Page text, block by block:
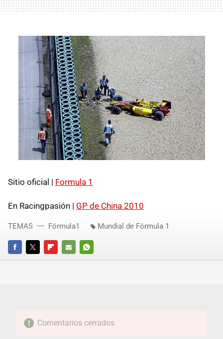
Sitio oficial | Formula 1
En Racingpasión | GP de China 2010
FACEBOOKTWITTERFLIPBOARD
E-
WHATSAPP
TEMAS Fórmula1 Mundial de Fórmula 1
Comentarios cerrados